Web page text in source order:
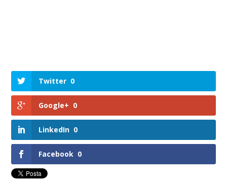
Twitter 0
Google+ 0
LinkedIn 0
Facebook 0